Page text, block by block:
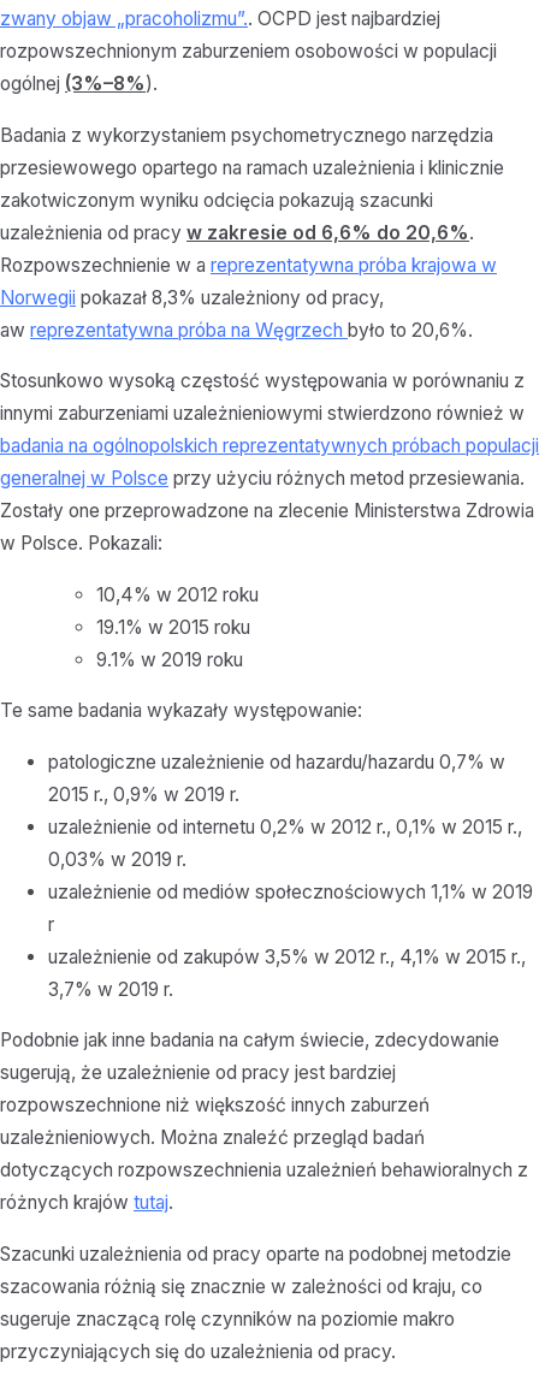
zwany objaw „pracoholizmu”.. OCPD jest najbardziej
rozpowszechnionym zaburzeniem osobowości w populacji
ogólnej (3%–8%).
Badania z wykorzystaniem psychometrycznego narzędzia
przesiewowego opartego na ramach uzależnienia i klinicznie
zakotwiczonym wyniku odcięcia pokazują szacunki
uzależnienia od pracy w zakresie od 6,6% do 20,6%.
Rozpowszechnienie w a reprezentatywna próba krajowa w
Norwegii pokazał 8,3% uzależniony od pracy,
aw reprezentatywna próba na Węgrzech było to 20,6%.
Stosunkowo wysoką częstość występowania w porównaniu z
innymi zaburzeniami uzależnieniowymi stwierdzono również w
badania na ogólnopolskich reprezentatywnych próbach populacji
generalnej w Polsce przy użyciu różnych metod przesiewania.
Zostały one przeprowadzone na zlecenie Ministerstwa Zdrowia
w Polsce. Pokazali:
10,4% w 2012 roku
19.1% w 2015 roku
9.1% w 2019 roku
Te same badania wykazały występowanie:
patologiczne uzależnienie od hazardu/hazardu 0,7% w
2015 r., 0,9% w 2019 r.
uzależnienie od internetu 0,2% w 2012 r., 0,1% w 2015 r.,
0,03% w 2019 r.
uzależnienie od mediów społecznościowych 1,1% w 2019
r
uzależnienie od zakupów 3,5% w 2012 r., 4,1% w 2015 r.,
3,7% w 2019 r.
Podobnie jak inne badania na całym świecie, zdecydowanie
sugerują, że uzależnienie od pracy jest bardziej
rozpowszechnione niż większość innych zaburzeń
uzależnieniowych. Można znaleźć przegląd badań
dotyczących rozpowszechnienia uzależnień behawioralnych z
różnych krajów tutaj.
Szacunki uzależnienia od pracy oparte na podobnej metodzie
szacowania różnią się znacznie w zależności od kraju, co
sugeruje znaczącą rolę czynników na poziomie makro
przyczyniających się do uzależnienia od pracy.